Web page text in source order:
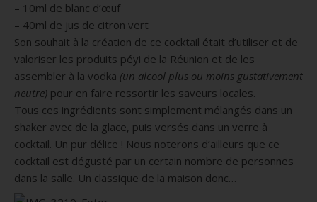
– 10ml de blanc d’œuf
– 40ml de jus de citron vert
Son souhait à la création de ce cocktail était d’utiliser et de
valoriser les produits péyi de la Réunion et de les
assembler à la vodka (un alcool plus ou moins gustativement
neutre) pour en faire ressortir les saveurs locales.
Tous ces ingrédients sont simplement mélangés dans un
shaker avec de la glace, puis versés dans un verre à
cocktail. Un pur délice ! Nous noterons d’ailleurs que ce
cocktail est dégusté par un certain nombre de personnes
dans la salle. Un classique de la maison donc…